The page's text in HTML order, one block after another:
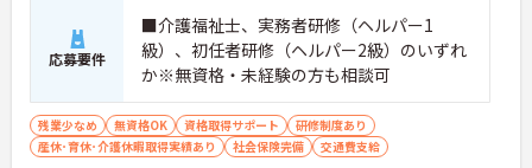
応募要件
■介護福祉士、実務者研修（ヘルパー1
級）、初任者研修（ヘルパー2級）のいずれ
か※無資格・未経験の方も相談可
残業少なめ 無資格OK 資格取得サポート
研修制度あり
産休･育休･介護休暇取得実績あり
社会保険完備 交通費支給